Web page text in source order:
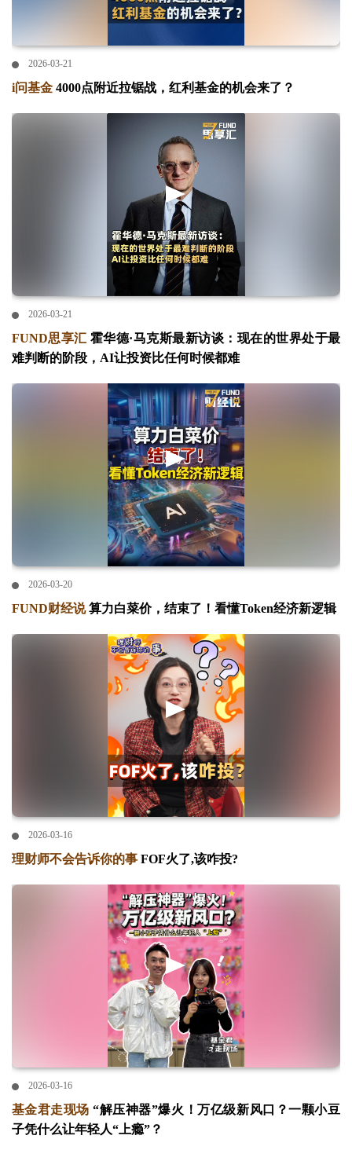
2026-03-21
i问基金 4000点附近拉锯战，红利基金的机会来了？
2026-03-21
FUND思享汇 霍华德·马克斯最新访谈：现在的世界处于最
难判断的阶段，AI让投资比任何时候都难
2026-03-20
FUND财经说算力白菜价，结束了！看懂Token经济新逻辑
2026-03-16
理财师不会告诉你的事 FOF火了,该咋投?
2026-03-16
基金君走现场 “解压神器”爆火！万亿级新风口？一颗小豆
子凭什么让年轻人“上瘾”？